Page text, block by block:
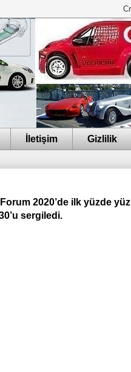
İletişim Gizlilik
2020’de ilk yüzde yüz
sergiledi.